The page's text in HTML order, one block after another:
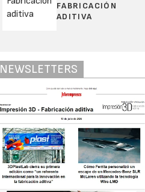
FABRICACIÓN
ADITIVA
NEWSLETTERS